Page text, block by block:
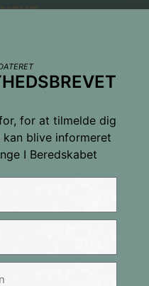
for at tilmelde dig
kan blive informeret
I Beredskabet